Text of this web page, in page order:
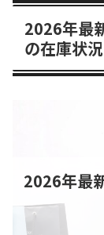
2026年最
の在庫状
2026年最